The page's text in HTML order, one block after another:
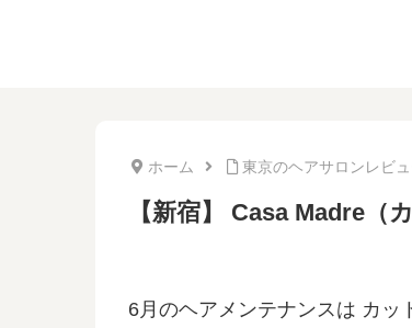
ホーム 東京のヘアサロンレビ
【新宿】 Casa Madre（
6月のヘアメンテナンスは カッ